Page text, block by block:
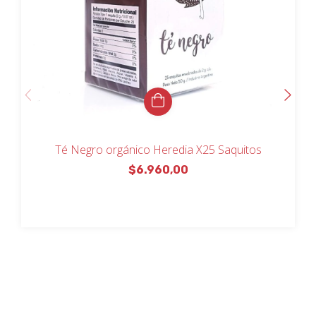
Té Negro orgánico Heredia X25 Saquitos
$6.960,00